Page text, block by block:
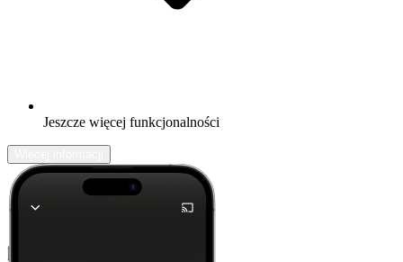
Jeszcze więcej funkcjonalności